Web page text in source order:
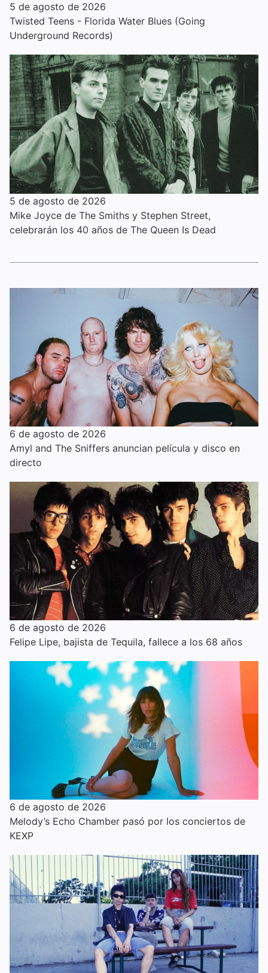
5 de agosto de 2026
Twisted Teens - Florida Water Blues (Going
Underground Records)
5 de agosto de 2026
Mike Joyce de The Smiths y Stephen Street,
celebrarán los 40 años de The Queen Is Dead
6 de agosto de 2026
Amyl and The Sniffers anuncian película y disco en
directo
6 de agosto de 2026
Felipe Lipe, bajista de Tequila, fallece a los 68 años
6 de agosto de 2026
Melody’s Echo Chamber pasó por los conciertos de
KEXP